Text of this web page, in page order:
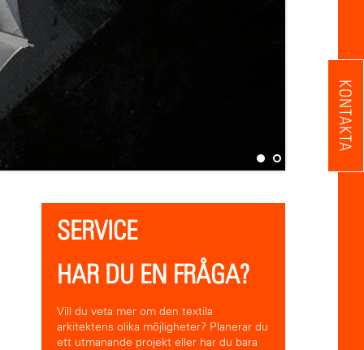
SERVICE
HAR DU EN FRÅGA?
Vill du veta mer om den textila
arkitektens olika möjligheter? Planerar du
ett utmanande projekt eller har du bara
KONTAKTA